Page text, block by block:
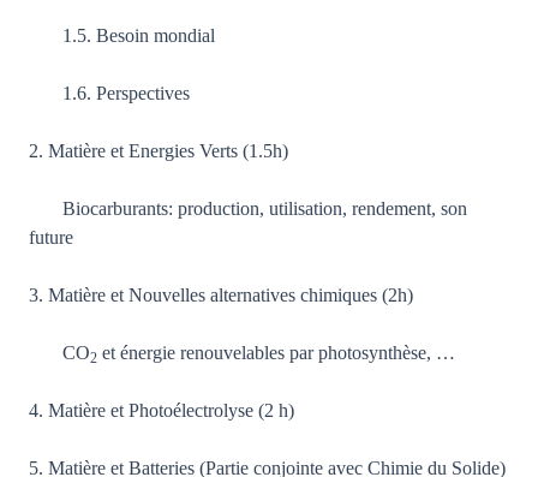
1.5. Besoin mondial
1.6. Perspectives
2. Matière et Energies Verts (1.5h)
Biocarburants: production, utilisation, rendement, son
future
3. Matière et Nouvelles alternatives chimiques (2h)
CO2 et énergie renouvelables par photosynthèse, …
4. Matière et Photoélectrolyse (2 h)
5. Matière et Batteries (Partie conjointe avec Chimie du Solide)